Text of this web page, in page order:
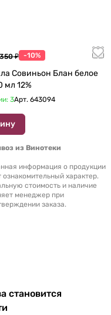
₽ -10%
Совиньон Блан белое
сухое 750 мл 12%
3Арт. 643094
из Винотеки
информация о продукции
ознакомительный характер.
стоимость и наличие
менеджер при
заказа.